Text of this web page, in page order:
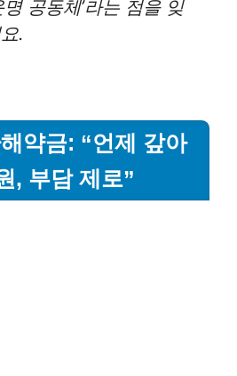
명 공동체’라는 점을 잊
.
약금: “언제 갚아
, 부담 제로”